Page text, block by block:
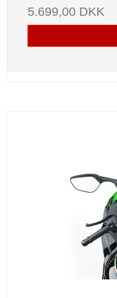
5.699,00 DKK